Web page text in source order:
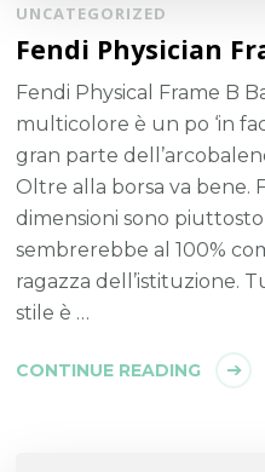
UNCATEGORIZED
Fendi Physician
Fendi Physical Frame B
multicolore è un po ‘in
gran parte
Oltre alla borsa va bene.
dimensioni sono
sembrerebbe al 100%
ragazza dell’istituzione.
stile è …
CONTINUE READING